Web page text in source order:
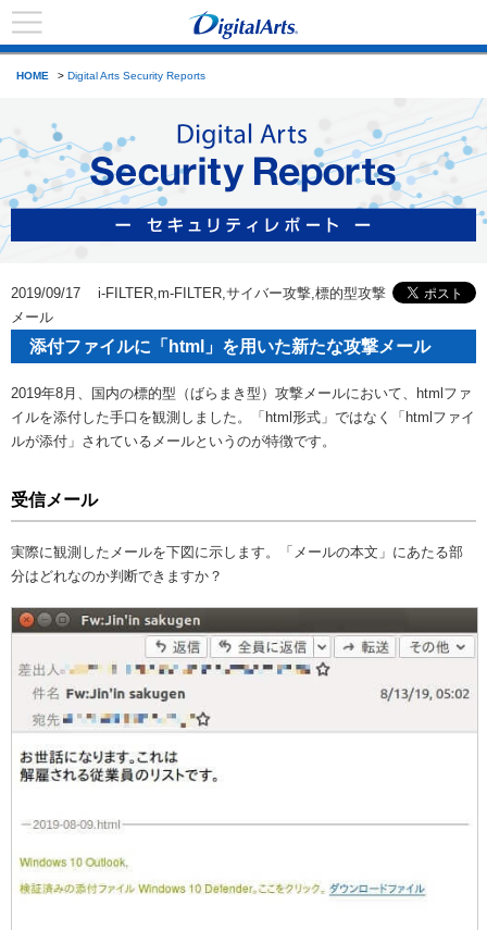
HOME > Digital Arts Security Reports
2019/09/17 i-FILTER,m-FILTER,サイバー攻撃,標的型攻撃
メール
添付ファイルに「html」を用いた新たな攻撃メール
2019年8月、国内の標的型（ばらまき型）攻撃メールにおいて、htmlファ
イルを添付した手口を観測しました。「html形式」ではなく「htmlファイ
ルが添付」されているメールというのが特徴です。
受信メール
実際に観測したメールを下図に示します。「メールの本文」にあたる部
分はどれなのか判断できますか？